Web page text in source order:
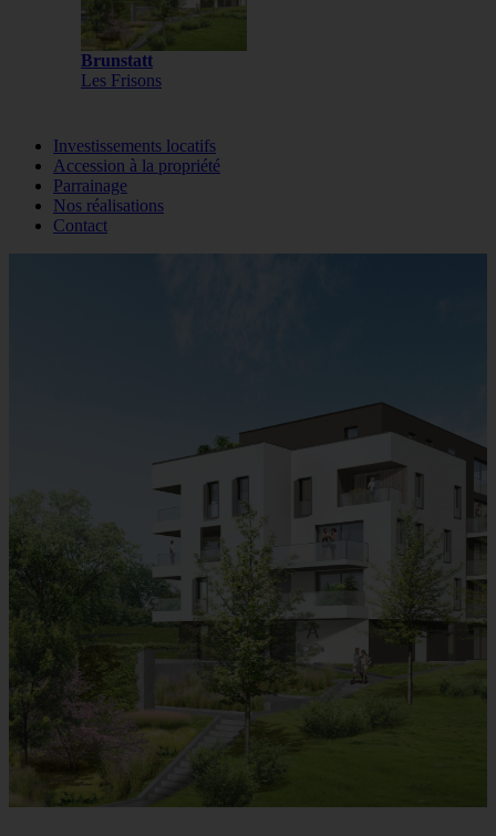
Brunstatt
Les Frisons
Investissements locatifs
Accession à la propriété
Parrainage
Nos réalisations
Contact